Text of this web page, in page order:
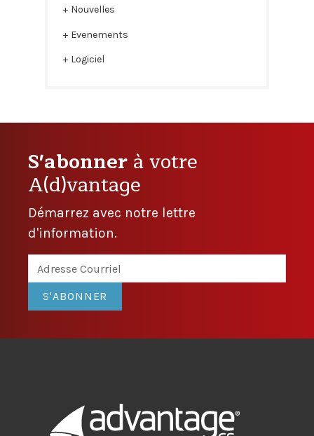
Nouvelles
Evenements
Logiciel
S'abonnerà votre
A(d)vantage
Démarrez avec notre lettre
d'information.
S'ABONNER